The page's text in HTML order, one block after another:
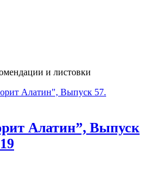
и листовки
Алатин”, Выпуск